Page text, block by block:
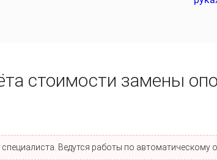
стоимости замены
Ведутся работы по автоматическому